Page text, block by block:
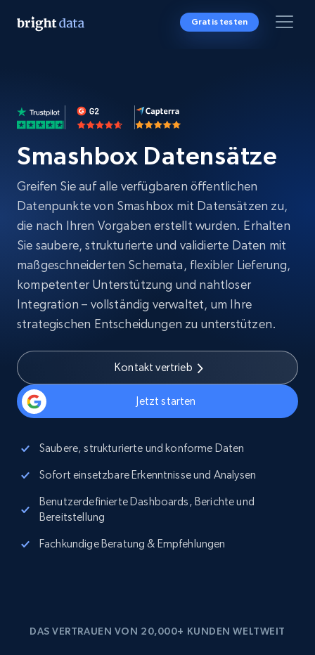
Gratis testen
Smashbox Datensätze
Greifen Sie auf alle verfügbaren öffentlichen
Datenpunkte von Smashbox mit Datensätzen zu,
die nach Ihren Vorgaben erstellt wurden. Erhalten
Sie saubere, strukturierte und validierte Daten mit
maßgeschneiderten Schemata, flexibler Lieferung,
kompetenter Unterstützung und nahtloser
Integration – vollständig verwaltet, um Ihre
strategischen Entscheidungen zu unterstützen.
Kontakt vertrieb
Jetzt starten
Saubere, strukturierte und konforme Daten
Sofort einsetzbare Erkenntnisse und Analysen
Benutzerdefinierte Dashboards, Berichte und
Bereitstellung
Fachkundige Beratung & Empfehlungen
DAS VERTRAUEN VON 20,000+ KUNDEN WELTWEIT